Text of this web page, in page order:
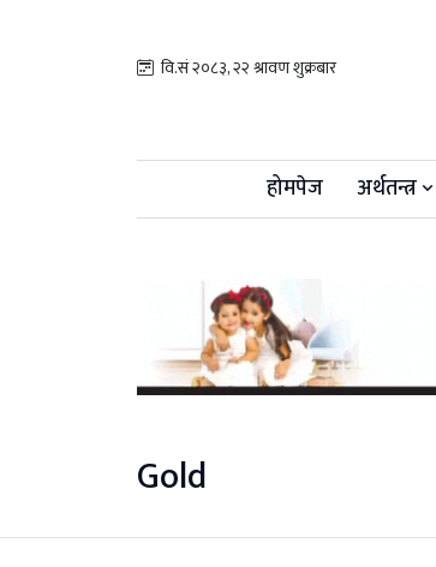
वि.सं २०८३, २२ श्रावण शुक्रबार
होमपेज अर्थतन्त्र
Gold